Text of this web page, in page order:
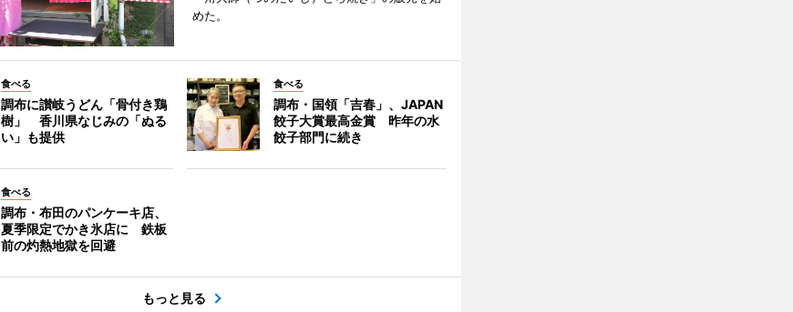
めた。
食べる
調布に讃岐うどん「骨付き鶏
樹」 香川県なじみの「ぬる
い」も提供
食べる
調布・国領「吉春」、JAPAN
餃子大賞最高金賞 昨年の水
餃子部門に続き
食べる
調布・布田のパンケーキ店、
夏季限定でかき氷店に 鉄板
前の灼熱地獄を回避
もっと見る